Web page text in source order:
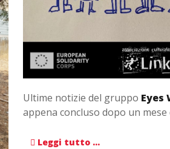
Ultime notizie del gruppo Eyes
appena concluso dopo un
Leggi tutto …